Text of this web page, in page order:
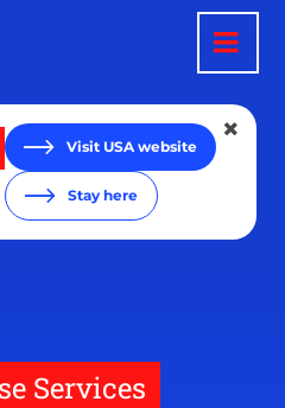
Visit USA website
Stay here
Services